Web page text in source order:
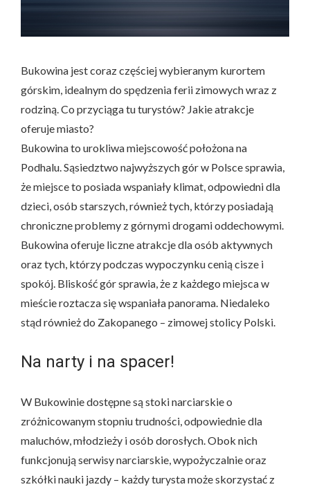
Bukowina jest coraz częściej wybieranym kurortem
górskim, idealnym do spędzenia ferii zimowych wraz z
rodziną. Co przyciąga tu turystów? Jakie atrakcje
oferuje miasto?
Bukowina to urokliwa miejscowość położona na
Podhalu. Sąsiedztwo najwyższych gór w Polsce sprawia,
że miejsce to posiada wspaniały klimat, odpowiedni dla
dzieci, osób starszych, również tych, którzy posiadają
chroniczne problemy z górnymi drogami oddechowymi.
Bukowina oferuje liczne atrakcje dla osób aktywnych
oraz tych, którzy podczas wypoczynku cenią cisze i
spokój. Bliskość gór sprawia, że z każdego miejsca w
mieście roztacza się wspaniała panorama. Niedaleko
stąd również do Zakopanego – zimowej stolicy Polski.
Na narty i na spacer!
W Bukowinie dostępne są stoki narciarskie o
zróżnicowanym stopniu trudności, odpowiednie dla
maluchów, młodzieży i osób dorosłych. Obok nich
funkcjonują serwisy narciarskie, wypożyczalnie oraz
szkółki nauki jazdy – każdy turysta może skorzystać z